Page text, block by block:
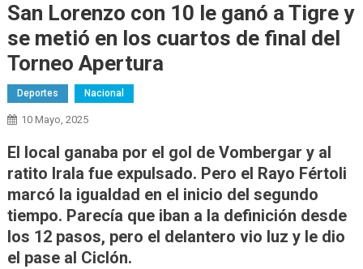
San Lorenzo con 10 le ganó a Tigre y
se metió en los cuartos de final del
Torneo Apertura
Deportes Nacional
10 Mayo, 2025
El local ganaba por el gol de Vombergar y al
ratito Irala fue expulsado. Pero el Rayo Fértoli
marcó la igualdad en el inicio del segundo
tiempo. Parecía que iban a la definición desde
los 12 pasos, pero el delantero vio luz y le dio
el pase al Ciclón.